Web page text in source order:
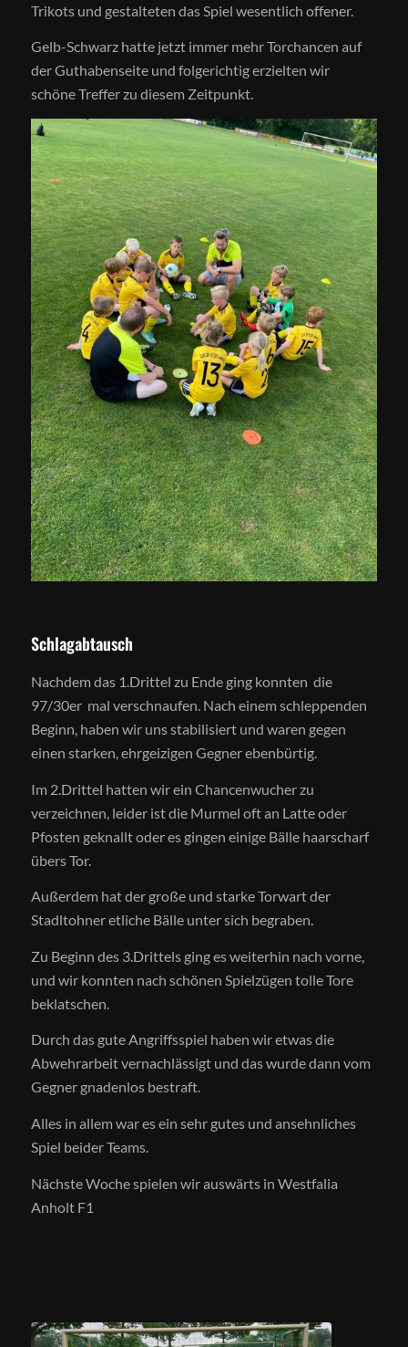
Trikots und gestalteten das Spiel wesentlich offener.
Gelb-Schwarz hatte jetzt immer mehr Torchancen auf
der Guthabenseite und folgerichtig erzielten wir
schöne Treffer zu diesem Zeitpunkt.
Schlagabtausch
Nachdem das 1.Drittel zu Ende ging konnten die
97/30er mal verschnaufen. Nach einem schleppenden
Beginn, haben wir uns stabilisiert und waren gegen
einen starken, ehrgeizigen Gegner ebenbürtig.
Im 2.Drittel hatten wir ein Chancenwucher zu
verzeichnen, leider ist die Murmel oft an Latte oder
Pfosten geknallt oder es gingen einige Bälle haarscharf
übers Tor.
Außerdem hat der große und starke Torwart der
Stadltohner etliche Bälle unter sich begraben.
Zu Beginn des 3.Drittels ging es weiterhin nach vorne,
und wir konnten nach schönen Spielzügen tolle Tore
beklatschen.
Durch das gute Angriffsspiel haben wir etwas die
Abwehrarbeit vernachlässigt und das wurde dann vom
Gegner gnadenlos bestraft.
Alles in allem war es ein sehr gutes und ansehnliches
Spiel beider Teams.
Nächste Woche spielen wir auswärts in Westfalia
Anholt F1